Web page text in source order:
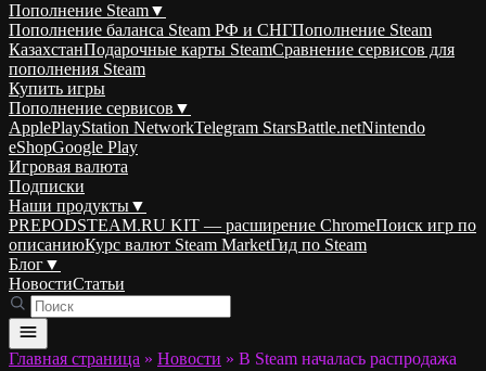
Пополнение Steam▼
Пополнение баланса Steam РФ и СНГПополнение Steam
КазахстанПодарочные карты SteamСравнение сервисов для
пополнения Steam
Купить игры
Пополнение сервисов ▼
ApplePlayStation NetworkTelegram StarsBattle.netNintendo
eShopGoogle Play
Игровая валюта
Подписки
Наши продукты▼
PREPODSTEAM.RU KIT — расширение ChromeПоиск игр по
описаниюКурс валют Steam MarketГид по Steam
Блог▼
НовостиСтатьи
Главная страница » Новости » В Steam началась распродажа